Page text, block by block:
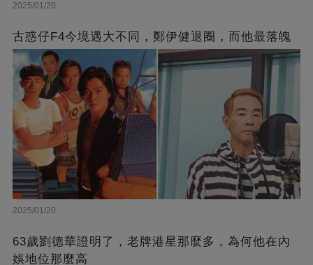
2025/01/20
古惑仔F4今境遇大不同，鄭伊健退圈，而他最落魄
2025/01/20
63歲劉德華證明了，老牌港星那麼多，為何他在內
娛地位那麼高